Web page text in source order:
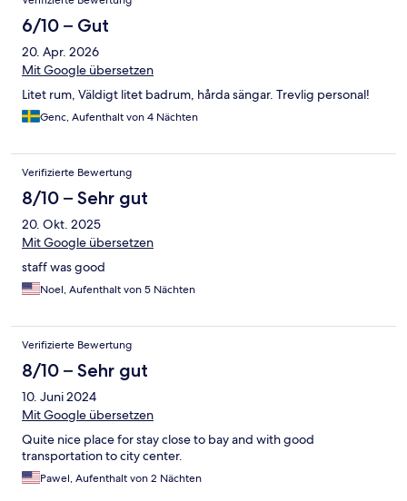
6/10 – Gut
20. Apr. 2026
Mit Google übersetzen
Litet rum, Väldigt litet badrum, hårda sängar. Trevlig personal!
Genc, Aufenthalt von 4 Nächten
Verifizierte Bewertung
8/10 – Sehr gut
20. Okt. 2025
Mit Google übersetzen
staff was good
Noel, Aufenthalt von 5 Nächten
Verifizierte Bewertung
8/10 – Sehr gut
10. Juni 2024
Mit Google übersetzen
Quite nice place for stay close to bay and with good
transportation to city center.
Pawel, Aufenthalt von 2 Nächten